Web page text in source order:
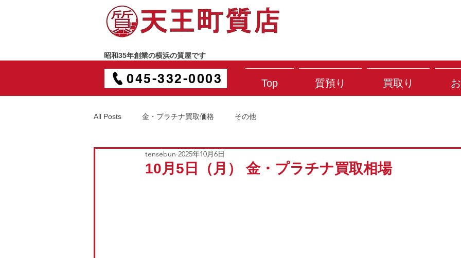
昭和35年創業の横浜の質屋です
045-332-0003 Top 質預り 買取り
All Posts 金・プラチナ買取価格 その他
10月5日（月） 金・プラチナ買取相場
tensebun 2025年10月6日